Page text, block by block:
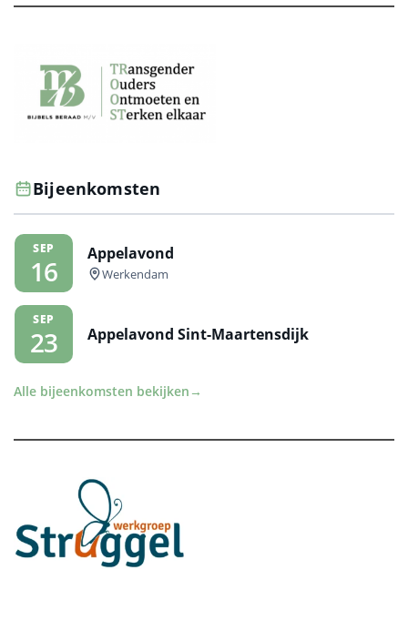
Bijeenkomsten
SEP
16
Appelavond
Werkendam
SEP
23 Appelavond Sint-Maartensdijk
Alle bijeenkomsten bekijken →